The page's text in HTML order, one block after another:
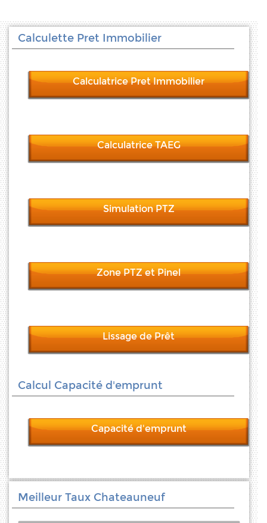
Calculette Pret Immobilier
Calculatrice Pret Immobilier
Calculatrice TAEG
Simulation PTZ
Zone PTZ et Pinel
Lissage de Prêt
Calcul Capacité d'emprunt
Capacité d'emprunt
Meilleur Taux Chateauneuf